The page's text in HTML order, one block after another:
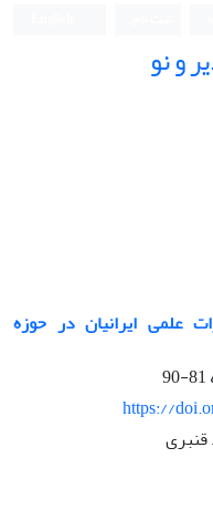
و نو
علمی ایرانیان در حوزه
81-90
https://